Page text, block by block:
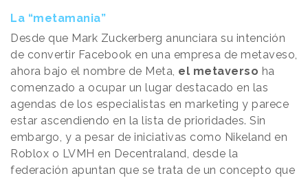
La “metamania”
Desde que Mark Zuckerberg anunciara su intención
de convertir Facebook en una empresa de metaveso,
ahora bajo el nombre de Meta, el metaverso ha
comenzado a ocupar un lugar destacado en las
agendas de los especialistas en marketing y parece
estar ascendiendo en la lista de prioridades. Sin
embargo, y a pesar de iniciativas como Nikeland en
Roblox o LVMH en Decentraland, desde la
federación apuntan que se trata de un concepto que